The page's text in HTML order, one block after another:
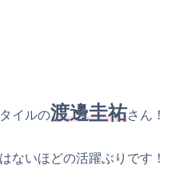
イルの渡邊圭祐さん！
ないほどの活躍ぶりです！